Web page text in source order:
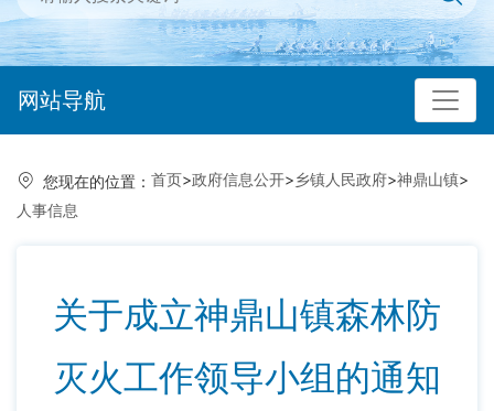
网站导航
您现在的位置： 首页>政府信息公开>乡镇人民政府>神鼎山镇>
人事信息
关于成立神鼎山镇森林防
灭火工作领导小组的通知